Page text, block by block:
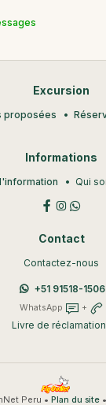
Excursion
proposées
Informations
Qui
Contact
Contactez-nous
+51 91518-1506
WhatsApp +
Livre de
Peru • Plan du site•